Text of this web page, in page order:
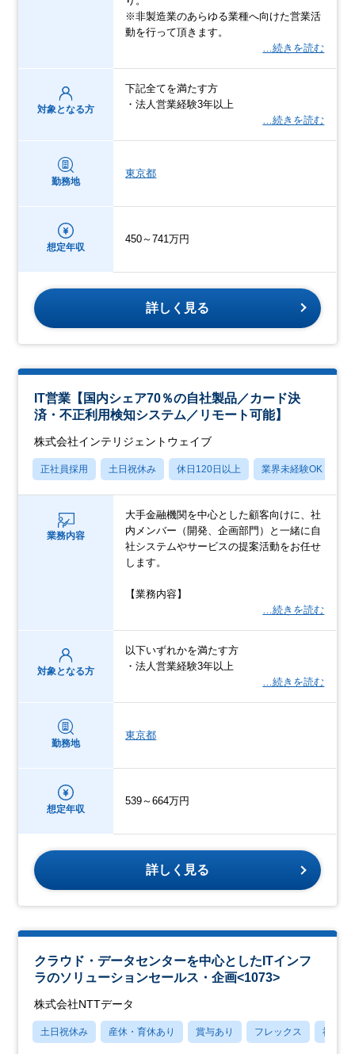
※非製造業のあらゆる業種へ向けた営業活
動を行って頂きます。
…続きを読む
対象となる方
下記全てを満たす方
・法人営業経験3年以上
…続きを読む
勤務地
東京都
想定年収
450～741万円
詳しく見る
IT営業【国内シェア70％の自社製品／カード決
済・不正利用検知システム／リモート可能】
株式会社インテリジェントウェイブ
正社員採用 土日祝休み 休日120日以上 業界未経験OK
業務内容
⼤⼿⾦融機関を中心とした顧客向けに、社
内メンバー（開発、企画部⾨）と⼀緒に自
社システムやサービスの提案活動をお任せ
します。
【業務内容】
…続きを読む
対象となる方
以下いずれかを満たす⽅
・法⼈営業経験3年以上
…続きを読む
勤務地
東京都
想定年収
539～664万円
詳しく見る
クラウド・データセンターを中心としたITインフ
ラのソリューションセールス・企画<1073>
株式会社NTTデータ
土日祝休み 産休・育休あり 賞与あり フレックス 社宅・